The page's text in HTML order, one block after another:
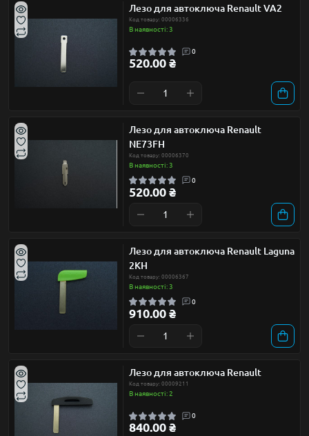
Лезо для автоключа Renault VA2
Код товару: 00006336
В наявності: 3
0
520.00 ₴
Лезо для автоключа Renault
NE73FH
Код товару: 00006370
В наявності: 3
0
520.00 ₴
Лезо для автоключа Renault Laguna
2KH
Код товару: 00006367
В наявності: 3
0
910.00 ₴
Лезо для автоключа Renault
Код товару: 00009211
В наявності: 2
0
840.00 ₴